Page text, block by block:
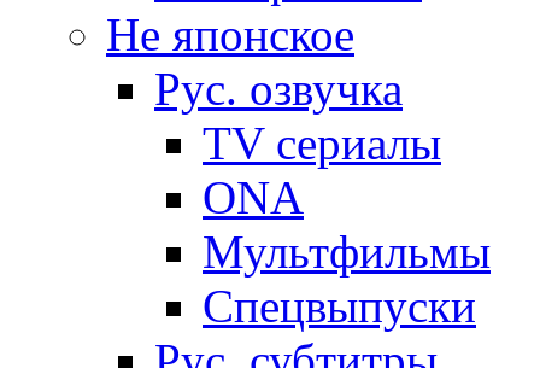
Не японское
Рус. озвучка
TV сериалы
ONA
Мультфильмы
Спецвыпуски